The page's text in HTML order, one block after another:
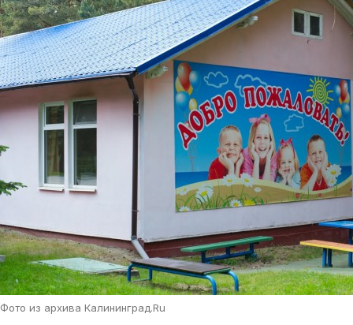
Фото из архива Калининград.Ru